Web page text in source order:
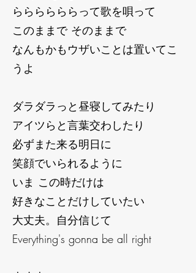
ららららららって歌を唄って
このままで そのままで
なんもかもウザいことは置いてこ
うよ
ダラダラっと昼寝してみたり
アイツらと言葉交わしたり
必ずまた来る明日に
笑顔でいられるように
いま この時だけは
好きなことだけしていたい
大丈夫。自分信じて
Everything's gonna be all right